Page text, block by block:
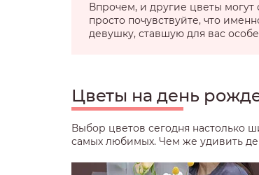
Впрочем, и другие цветы
просто почувствуйте, что
девушку, ставшую для вас
Цветы на день
Выбор цветов сегодня настолько
самых любимых. Чем же удивить